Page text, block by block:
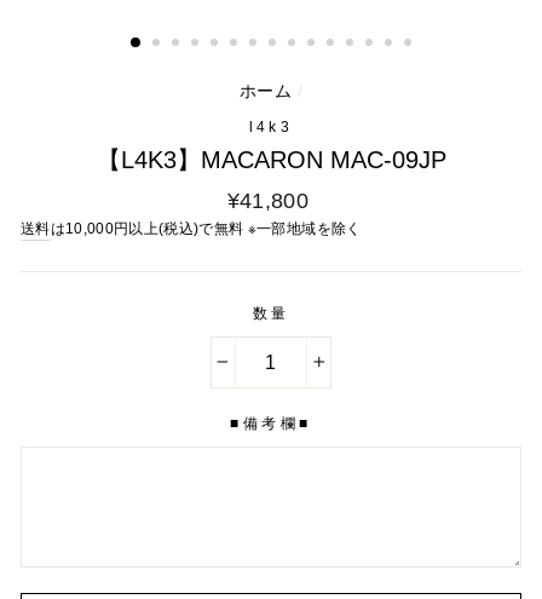
ホーム /
l4k3
【L4K3】MACARON MAC-09JP
通
常
金
¥41,800
送料は10,000円以上(税込)で無料 ※一部地域を除く
数量
■備考欄■